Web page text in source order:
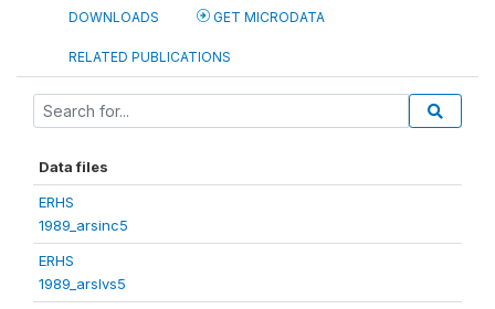
DOWNLOADS GET MICRODATA
RELATED PUBLICATIONS
Data files
ERHS
1989_arsinc5
ERHS
1989_arslvs5